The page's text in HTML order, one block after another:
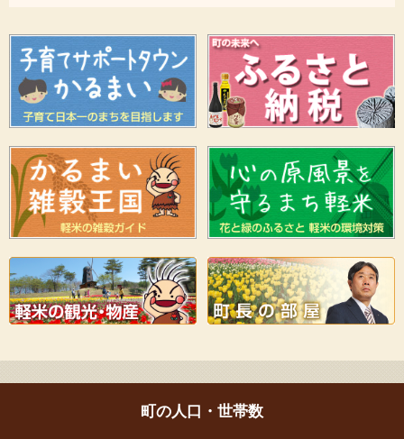
町の人口・世帯数